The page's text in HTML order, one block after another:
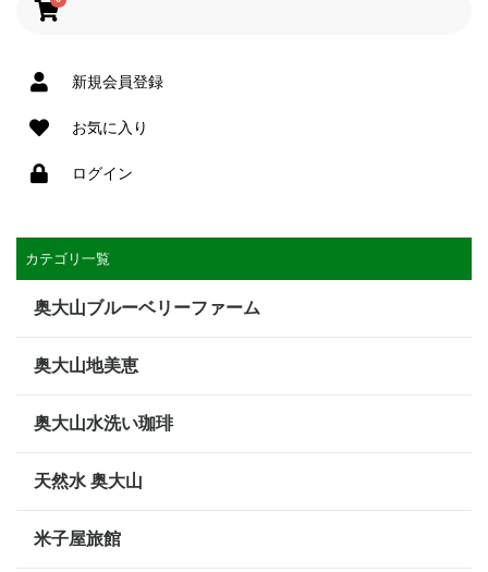
新規会員登録
お気に入り
ログイン
カテゴリ一覧
奥大山ブルーベリーファーム
奥大山地美恵
奥大山水洗い珈琲
天然水 奥大山
米子屋旅館